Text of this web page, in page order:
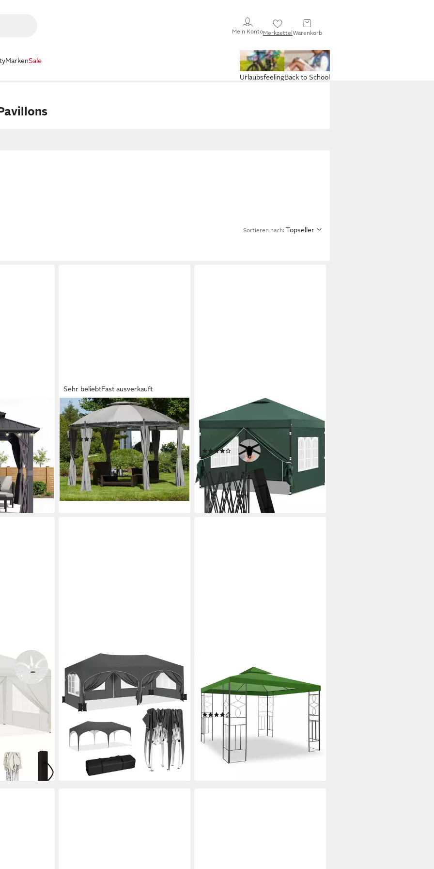
Mein KontoMerkzettelWarenkorb
MarkenSale
Back to School
Urlaubsfeeling
Sortieren nach: Topseller
mit
+ LED-
€
bei dir
Sehr beliebtFast ausverkauft
KONIFERA
Pavillon Tino, mit 6 Seitenteilen,
(Set), BxT: 350 x 350 cm
(65)
145,99 € UVP
272,88 €
13,33 €mtl. in 12 Raten
-47%
lieferbar - in 4-5 Werktagen bei dir
Pavillon, mit 4 Seitenteilen, 3x3 m,
mit Seitenwänden, höhenverstellbar,
UV Schutz, wasserfest
(30)
84,99 € UVP176,99 €
-52%
lieferbar - in 3-4 Werktagen bei dir
bei dir
WOLTU
Pavillon, Faltpavillon wasserfest stabil
UV-Schutz mit 4 Sandsäcke(ohne
Sand)
169,99 €
283,30 €
15,53 €mtl. in 12 Raten
-40%
lieferbar - in 3-4 Werktagen bei dir
Pavillon WASSERDICHTER Pavillion
Romantika 3x3m Metall inkl. Dach
wasserfest, (inkl. Dach und Gestell),
100% wasserdicht
(10)
179,80 € 329,95 €
16,42 €
mtl. in 12 Raten
-46%